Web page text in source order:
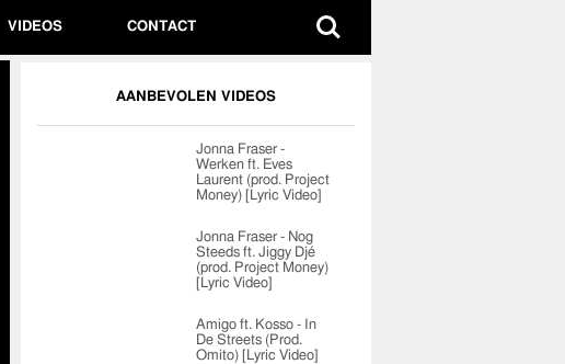
VIDEOS CONTACT
AANBEVOLEN VIDEOS
Jonna Fraser -
Werken ft. Eves
Laurent (prod. Project
Money) [Lyric Video]
Jonna Fraser - Nog
Steeds ft. Jiggy Djé
(prod. Project Money)
[Lyric Video]
Amigo ft. Kosso - In
De Streets (Prod.
Omito) [Lyric Video]